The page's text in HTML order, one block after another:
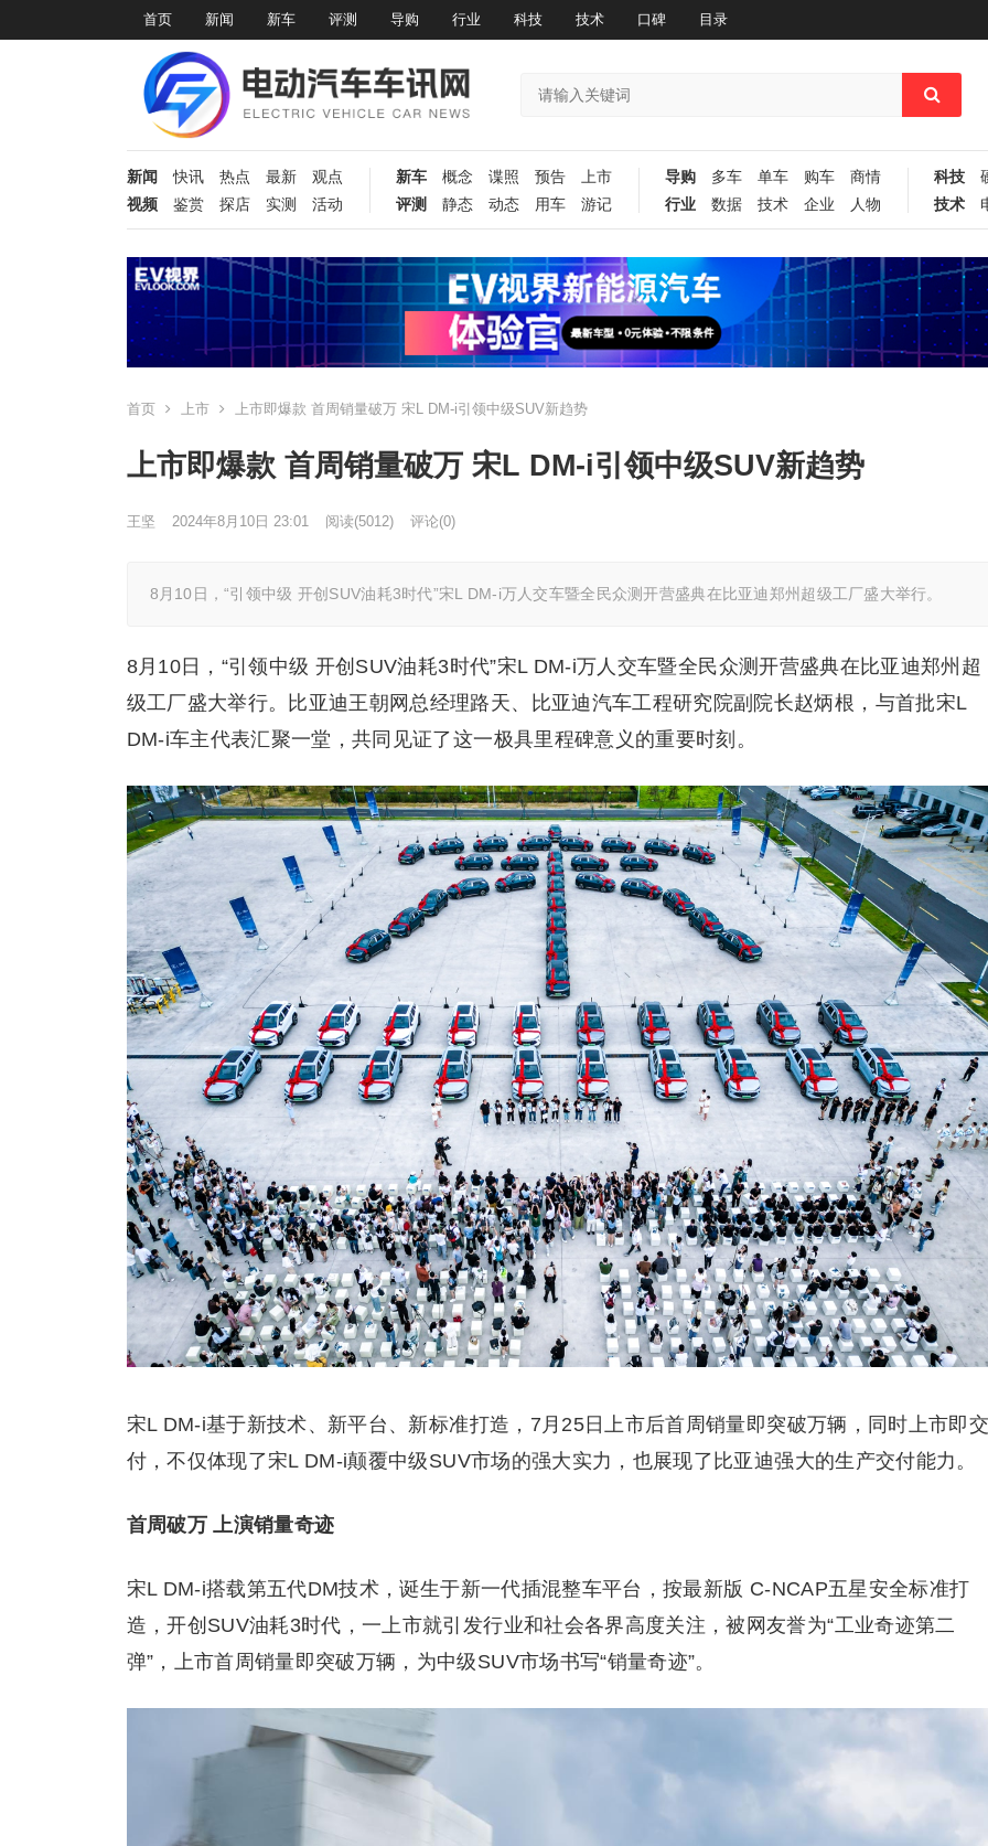
首页 新闻 新车 评测 导购 行业 科技 技术 口碑 目录
新闻 快讯 热点 最新
观点
视频
鉴赏 探店 实测 活动
新车 概念 谍照 预告
上市
评测
静态 动态 用车 游记
导购 多车 单车 购车
商情
行业
数据 技术 企业 人物
科技
技术
首页 上市 上市即爆款 首周销量破万 宋L DM-i引领中级SUV新趋势
上市即爆款 首周销量破万 宋L DM-i引领中级SUV新趋势
王坚 2024年8月10日 23:01 阅读(5012) 评论(0)
8月10日，“引领中级 开创SUV油耗3时代”宋L DM-i万人交车暨全民众测开营盛典在比亚迪郑州超级工厂盛大举行。
8月10日，“引领中级 开创SUV油耗3时代”宋L DM-i万人交车暨全民众测开营盛典在比亚迪郑州超
级工厂盛大举行。比亚迪王朝网总经理路天、比亚迪汽车工程研究院副院长赵炳根，与首批宋L
DM-i车主代表汇聚一堂，共同见证了这一极具里程碑意义的重要时刻。
宋L DM-i基于新技术、新平台、新标准打造，7月25日上市后首周销量即突破万辆，同时上市即
付，不仅体现了宋L DM-i颠覆中级SUV市场的强大实力，也展现了比亚迪强大的生产交付能力。
首周破万 上演销量奇迹
宋L DM-i搭载第五代DM技术，诞生于新一代插混整车平台，按最新版 C-NCAP五星安全标准打
造，开创SUV油耗3时代，一上市就引发行业和社会各界高度关注，被网友誉为“工业奇迹第二
弹”，上市首周销量即突破万辆，为中级SUV市场书写“销量奇迹”。